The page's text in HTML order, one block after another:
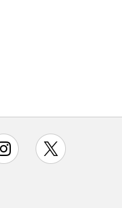
instagram